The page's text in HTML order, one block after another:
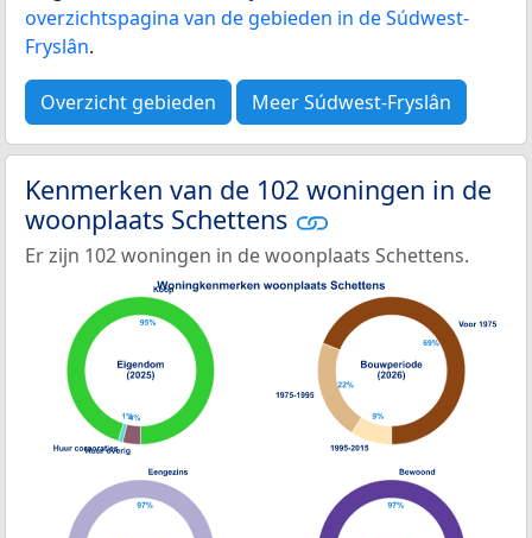
overzichtspagina van de gebieden in de Súdwest-
Fryslân.
Overzicht gebieden Meer Súdwest-Fryslân
Kenmerken van de 102 woningen in de
woonplaats Schettens
Er zijn 102 woningen in de woonplaats Schettens.